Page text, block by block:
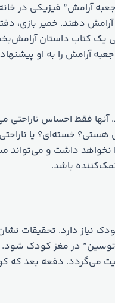
آرامش” فیزیکی در
دهند. خمیر بازی،
یک کتاب داستان
آرامش را به او
آنها فقط احساس ناراحتی
هستی؟ خسته‌ای؟ یا
داشت و می‌تواند
باشد.
نیاز دارد. تحقیقات
“اکسی‌توسین” در مغز کودک
می‌گردد. دفعه بعد که